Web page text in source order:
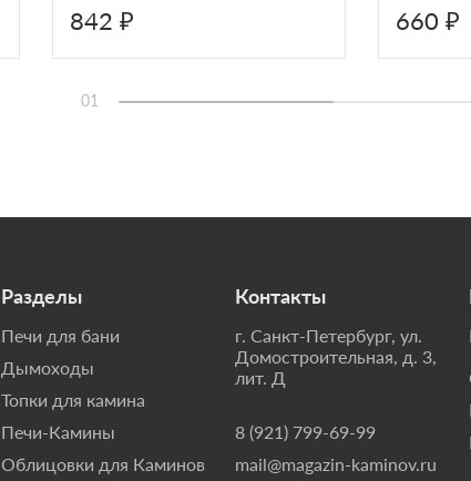
842 ₽ 660 ₽
01
Разделы
Печи для бани
Дымоходы
Топки для камина
Печи-Камины
Облицовки для Каминов
Контакты
г. Санкт-Петербург, ул.
Домостроительная, д. 3,
лит. Д
8 (921) 799-69-99
mail@magazin-kaminov.ru